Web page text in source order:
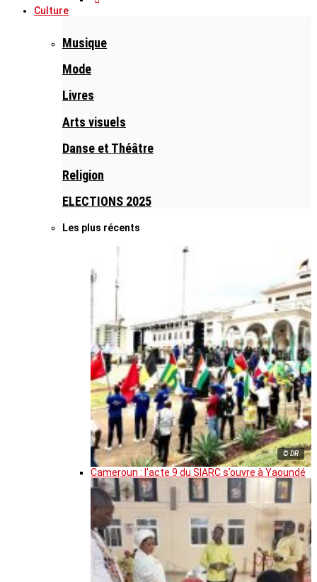
Culture
Musique
Mode
Livres
Arts visuels
Danse et Théâtre
Religion
ELECTIONS 2025
Les plus récents
© DR
Cameroun : l’acte 9 du SIARC s’ouvre à Yaoundé